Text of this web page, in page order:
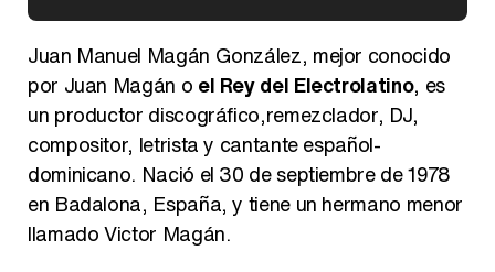
Carlota Corredera y Javier de Hoyos: "La tele tiene que representar al público también y aquí están todos los perfiles posibles&quo;
Juan Manuel Magán González, mejor conocido
por Juan Magán o el Rey del Electrolatino, es
un productor discográfico,remezclador, DJ,
compositor, letrista y cantante español-
dominicano. Nació el 30 de septiembre de 1978
en Badalona, España, y tiene un hermano menor
llamado Victor Magán.